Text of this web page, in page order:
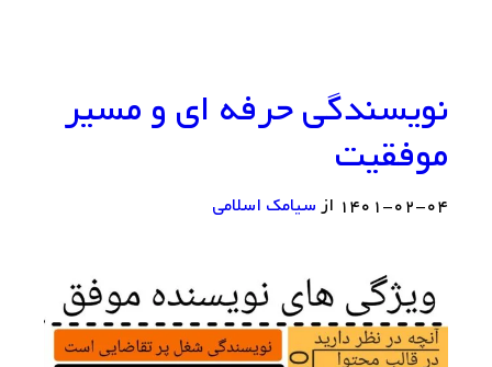
نویسندگی حرفه ای و مسیر
موفقیت
۱۴۰۱-۰۲-۰۴ ازسيامك اسلامي